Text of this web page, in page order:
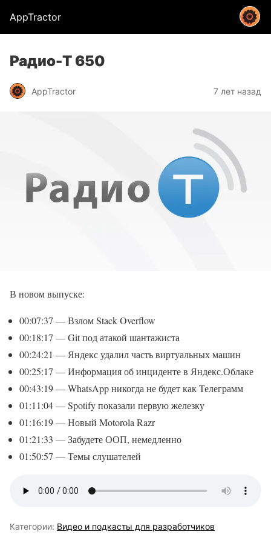
AppTractor
Радио-Т 650
AppTractor 7 лет назад
В новом выпуске:
00:07:37 — Взлом Stack Overflow
00:18:17 — Git под атакой шантажиста
00:24:21 — Яндекс удалил часть виртуальных машин
00:25:17 — Информация об инциденте в Яндекс.Облаке
00:43:19 — WhatsApp никогда не будет как Телеграмм
01:11:04 — Spotify показали первую железку
01:16:19 — Новый Motorola Razr
01:21:33 — Забудете ООП, немедленно
01:50:57 — Темы слушателей
Категории: Видео и подкасты для разработчиков